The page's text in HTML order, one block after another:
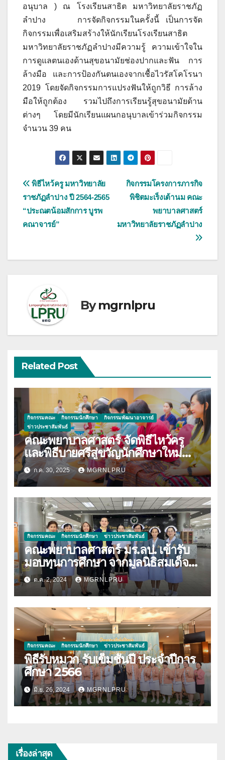
อนุบาล ) ณ โรงเรียนสาธิต มหาวิทยาลัยราชภัฏ
ลำปาง การจัดกิจกรรมในครั้งนี้ เป็นการจัด
กิจกรรมเพื่อเสริมสร้างให้นักเรียนโรงเรียนสาธิต
มหาวิทยาลัยราชภัฏลำปางมีความรู้ ความเข้าใจใน
การดูแลตนเองด้านสุขอนามัยช่องปากและฟัน การ
ล้างมือ และการป้องกันตนเองจากเชื้อไวรัสโคโรนา
2019 โดยจัดกิจกรรมการแปรงฟันให้ถูกวิธี การล้าง
มือให้ถูกต้อง รวมไปถึงการเรียนรู้สุขอนามัยด้าน
ต่างๆ โดยมีนักเรียนแผนกอนุบาลเข้าร่วมกิจกรรม
จำนวน 39 คน
แนะแนว
เรื่อง
กิจกรรมโครงการภารกิจ
พิชิตมะเร็งเต้านม คณะ
พยาบาลศาสตร์
มหาวิทยาลัยราชภัฏลำปาง
พิธีไหว้ครู มหาวิทยาลัย
ราชภัฏลำปาง ปี 2564-2565
“ประณตน้อมสักการ บูรพ
คณาจารย์”
Bymgrnlpru
Related Post
กิจกรรมคณะ กิจกรรมนักศึกษา
กิจกรรมพัฒนาอาจารย์
ข่าวประชาสัมพันธ์
คณะพยาบาลศาสตร์ จัดพิธีไหว้ครู
และพิธีบายศรีสู่ขวัญนักศึกษาใหม่
ประจำปีการศึกษา 2568
ก.ค. 30, 2025 MGRNLPRU
กิจกรรมคณะ กิจกรรมนักศึกษา ข่าวประชาสัมพันธ์
คณะพยาบาลศาสตร์ มร.ลป. เข้ารับ
มอบทุนการศึกษา จากมูลนิธิสมเด็จ
พระเจ้าตากสินมหาราช จังหวัดตาก
ต.ค. 2, 2024 MGRNLPRU
กิจกรรมคณะ กิจกรรมนักศึกษา ข่าวประชาสัมพันธ์
พิธีรับหมวก รับเข็มชั้นปี ประจำปีการ
ศึกษา 2566
มิ.ย. 26, 2024 MGRNLPRU
เรื่องล่าสุด